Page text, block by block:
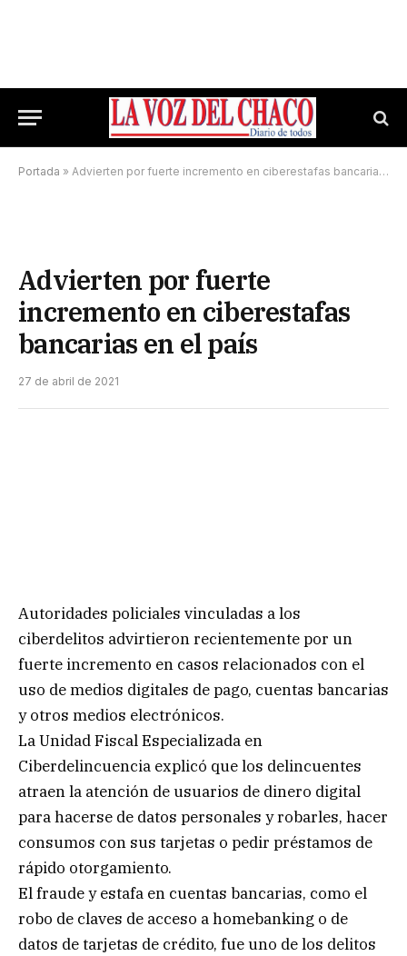
Portada » Advierten por fuerte incremento en ciberestafas bancarias en el país
Advierten por fuerte
incremento en ciberestafas
bancarias en el país
27 de abril de 2021
Autoridades policiales vinculadas a los
ciberdelitos advirtieron recientemente por un
fuerte incremento en casos relacionados con el
uso de medios digitales de pago, cuentas bancarias
y otros medios electrónicos.
La Unidad Fiscal Especializada en
Ciberdelincuencia explicó que los delincuentes
atraen la atención de usuarios de dinero digital
para hacerse de datos personales y robarles, hacer
consumos con sus tarjetas o pedir préstamos de
rápido otorgamiento.
El fraude y estafa en cuentas bancarias, como el
robo de claves de acceso a homebanking o de
datos de tarjetas de crédito, fue uno de los delitos